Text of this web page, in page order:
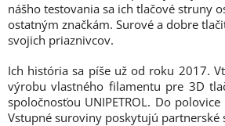
nášho testovania sa ich tlačové struny
ostatným značkám. Surové a dobre
svojich priaznivcov.
Ich história sa píše už od roku 2017.
výrobu vlastného filamentu pre 3D
spoločnosťou UNIPETROL. Do
Vstupné suroviny poskytujú partnerské